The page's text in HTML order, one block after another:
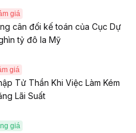
giá
cân đối kế toán của Cục Dự
tỷ đô la Mỹ
giá
Tử Thần Khi Việc Làm Kém
Lãi Suất
giá